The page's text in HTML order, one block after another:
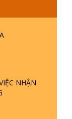
NHẬN
49
HỘI LONG
KHÔNG? |